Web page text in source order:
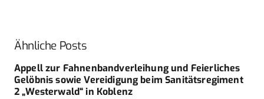
Ähnliche Posts
Appell zur Fahnenbandverleihung und Feierliches
Gelöbnis sowie Vereidigung beim Sanitätsregiment
2 „Westerwald“ in Koblenz